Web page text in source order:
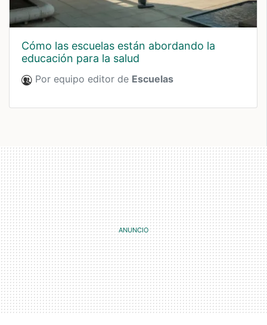
cómo las escuelas están abordando la
educación para la salud
Por equipo editor de Escuelas